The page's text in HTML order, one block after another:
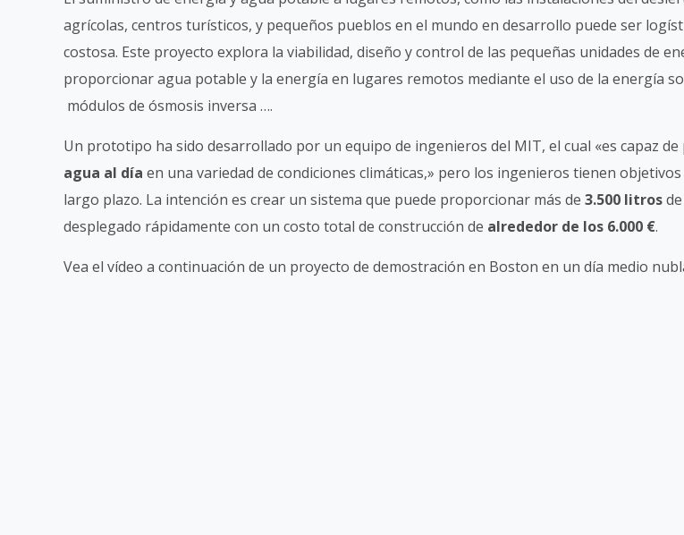
agrícolas, centros turísticos, y pequeños pueblos en el mundo en desarrollo puede ser
costosa. Este proyecto explora la viabilidad, diseño y control de las pequeñas unidades de
proporcionar agua potable y la energía en lugares remotos mediante el uso de la energía
módulos de ósmosis inversa ….
Un prototipo ha sido desarrollado por un equipo de ingenieros del MIT, el cual «es capaz
agua al díaen una variedad de condiciones climáticas,» pero los ingenieros tienen
largo plazo. La intención es crear un sistema que puede proporcionar más de3.500 litros
desplegado rápidamente con un costo total de construcción de alrededor de los 6.000 €.
Vea el vídeo a continuación de un proyecto de demostración en Boston en un día medio